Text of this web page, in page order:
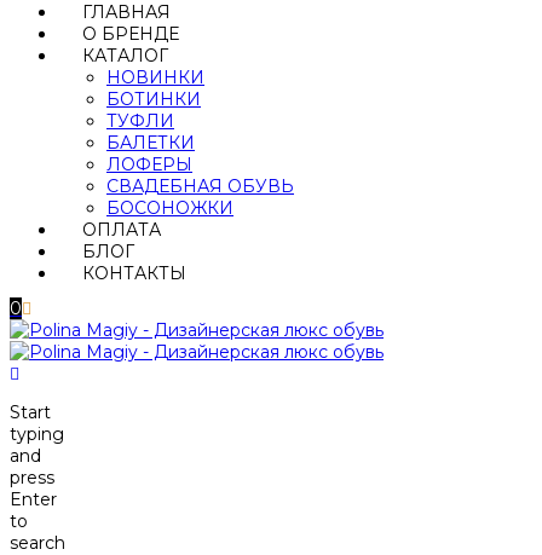
ГЛАВНАЯ
О БРЕНДЕ
КАТАЛОГ
НОВИНКИ
БОТИНКИ
ТУФЛИ
БАЛЕТКИ
ЛОФЕРЫ
СВАДЕБНАЯ ОБУВЬ
БОСОНОЖКИ
ОПЛАТА
БЛОГ
КОНТАКТЫ
0
Start
typing
and
press
Enter
to
search